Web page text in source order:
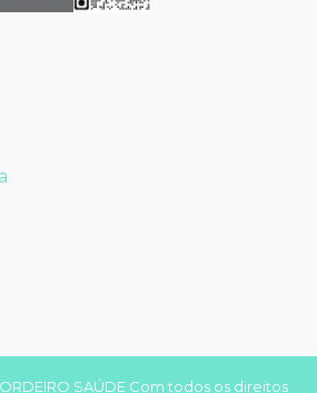
SAÚDE Com todos os direitos